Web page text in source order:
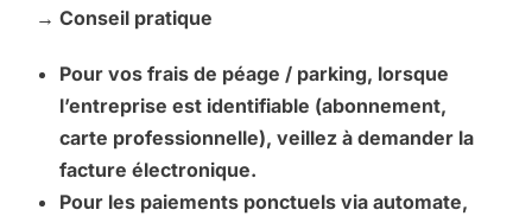
→ Conseil pratique
Pour vos frais de péage / parking, lorsque
l’entreprise est identifiable (abonnement,
carte professionnelle), veillez à demander la
facture électronique.
Pour les paiements ponctuels via automate,